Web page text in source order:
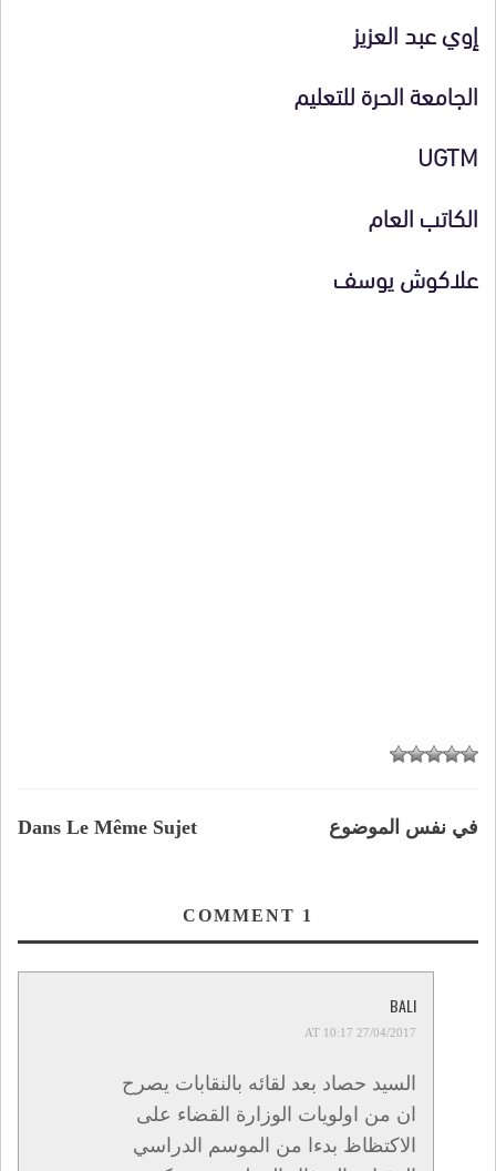
إوي عبد العزیز
الجامعة الحرة للتعليم
UGTM
الكاتب العام
علاكوش يوسف
Dans Le Même Sujet في نفس الموضوع
1
BALI
27/04/2017 AT 10:17
السيد حصاد بعد لقائه بالنقابات يصرح
ان من اولويات الوزارة القضاء على
الاكتظاظ بدءا من الموسم الدراسي